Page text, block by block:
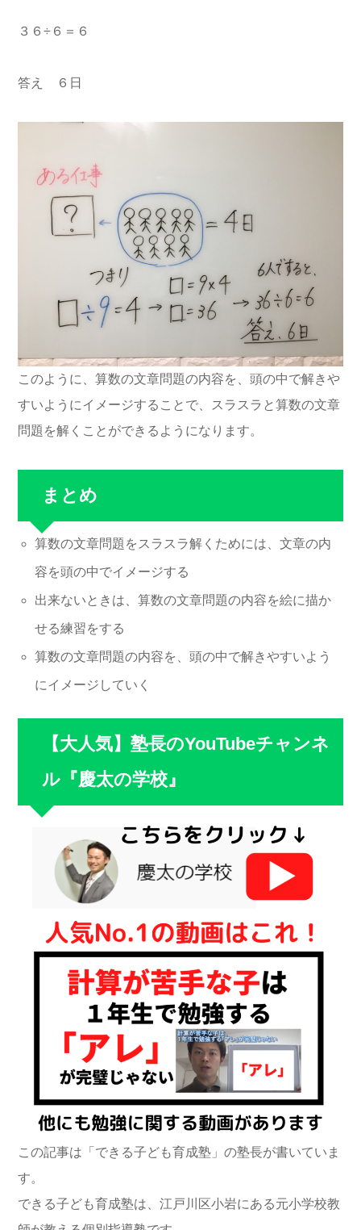
３６÷６＝６
答え ６日
このように、算数の文章問題の内容を、頭の中で解きや
すいようにイメージすることで、スラスラと算数の文章
問題を解くことができるようになります。
まとめ
算数の文章問題をスラスラ解くためには、文章の内
容を頭の中でイメージする
出来ないときは、算数の文章問題の内容を絵に描か
せる練習をする
算数の文章問題の内容を、頭の中で解きやすいよう
にイメージしていく
【大人気】塾長のYouTubeチャンネ
ル『慶太の学校』
この記事は「できる子ども育成塾」の塾長が書いていま
す。
できる子ども育成塾は、江戸川区小岩にある元小学校教